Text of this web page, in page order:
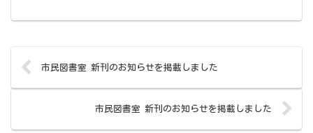
市民図書室 新刊のお知らせを掲載しました
市民図書室 新刊のお知らせを掲載しました